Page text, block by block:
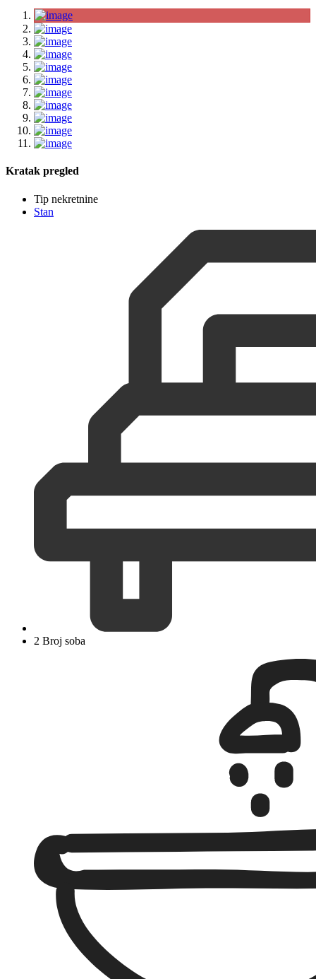
Kratak pregled
Tip nekretnine
Stan
2 Broj soba